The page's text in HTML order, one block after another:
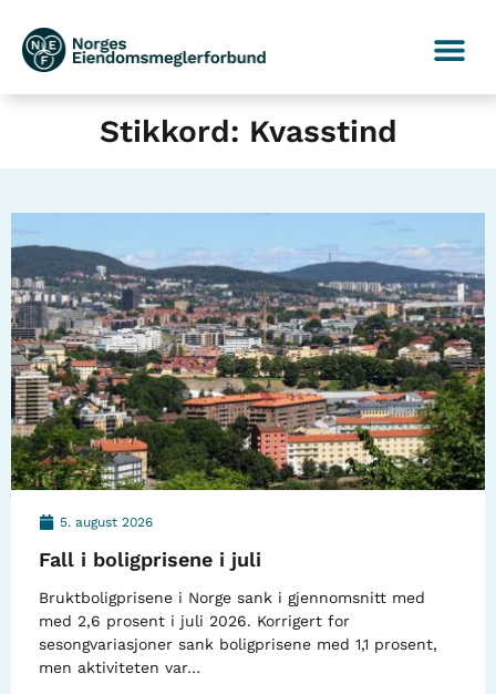
Stikkord: Kvasstind
5. august 2026
Fall i boligprisene i juli
Bruktboligprisene i Norge sank i gjennomsnitt med
med 2,6 prosent i juli 2026. Korrigert for
sesongvariasjoner sank boligprisene med 1,1 prosent,
men aktiviteten var…